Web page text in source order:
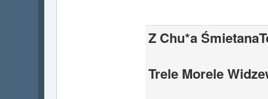
Z Chu*a
Trele Morele